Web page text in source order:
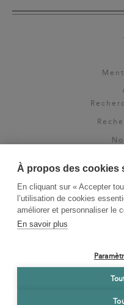
À propos des cookies
En cliquant sur « Accepter
l’utilisation de cookies
améliorer et personnaliser le
En savoir plus
La Vie